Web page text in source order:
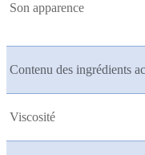
Son apparence
Contenu des ingrédients
Viscosité